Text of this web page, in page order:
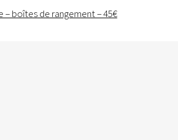
– boîtes de rangement – 45€